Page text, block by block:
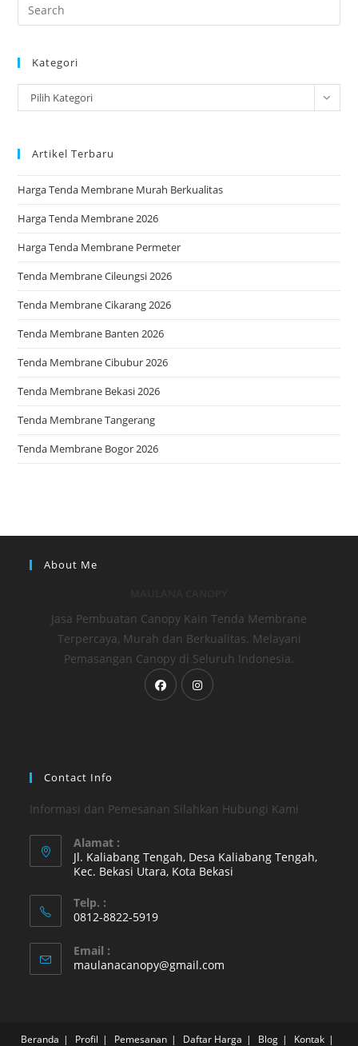
the
Kategori
Kategori
Pilih Kategori
Artikel Terbaru
Harga Tenda Membrane Murah Berkualitas
Harga Tenda Membrane 2026
Harga Tenda Membrane Permeter
Tenda Membrane Cileungsi 2026
Tenda Membrane Cikarang 2026
Tenda Membrane Banten 2026
Tenda Membrane Cibubur 2026
Tenda Membrane Bekasi 2026
Tenda Membrane Tangerang
Tenda Membrane Bogor 2026
About Me
Jasa Pembuatan Canopy Kain Tenda Membrane
Terpercaya, Murah dan Berkualitas. Melayani
Pemasangan Canopy di Seluruh Indonesia.
Opens
in
Opens
Contact Info
Informasi dan Pemesanan Silahkan Hubungi Kami
Alamat :
Jl. Kaliabang Tengah, Desa Kaliabang Tengah,
Kec. Bekasi Utara, Kota Bekasi
in
new
tab
Telp. :
0812-8822-5919
in
your
Email :
maulanacanopy@gmail.com
Beranda Profil Pemesanan Daftar Harga Blog Kontak